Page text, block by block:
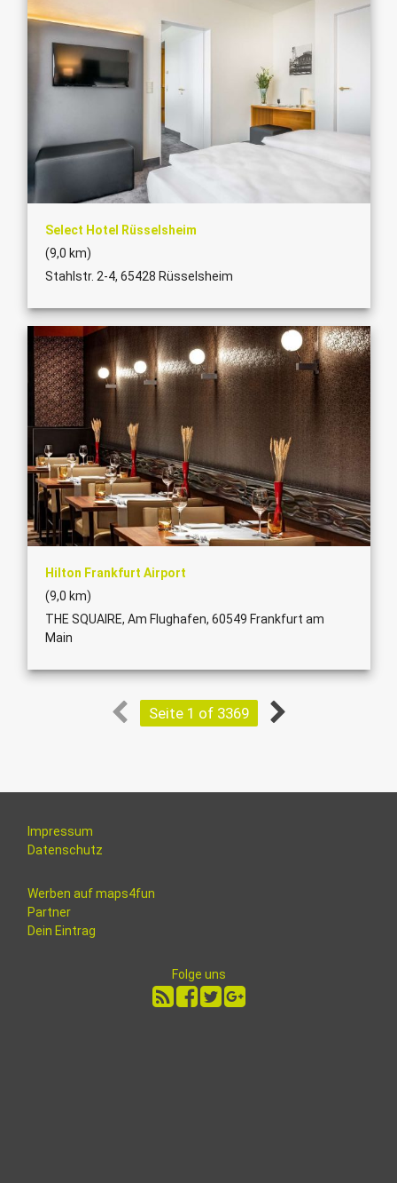
Select Hotel Rüsselsheim
(9,0 km)
Stahlstr. 2-4, 65428 Rüsselsheim
Hilton Frankfurt Airport
(9,0 km)
THE SQUAIRE, Am Flughafen, 60549 Frankfurt am
Main
Seite 1 of 3369
Impressum
Datenschutz
Werben auf maps4fun
Partner
Dein Eintrag
Folge uns